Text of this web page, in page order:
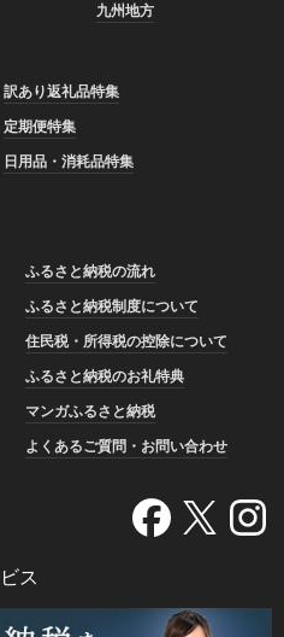
九州地方
訳あり返礼品特集
定期便特集
日用品・消耗品特集
ふるさと納税の流れ
ふるさと納税制度について
住民税・所得税の控除について
ふるさと納税のお礼特典
マンガふるさと納税
よくあるご質問・お問い合わせ
ス